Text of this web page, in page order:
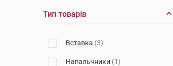
Тип товарів
Вставка (3)
Напальчники (1)